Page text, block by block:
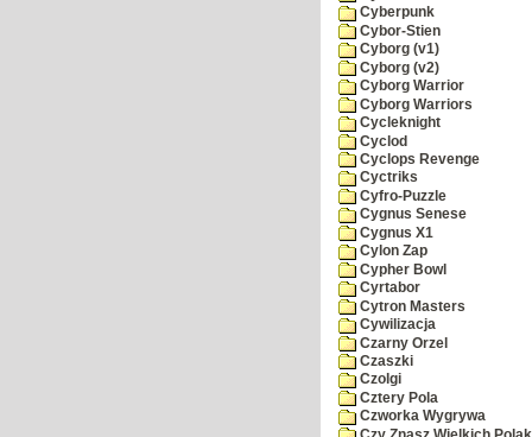
Cyberpunk
Cybor-Stien
Cyborg (v1)
Cyborg (v2)
Cyborg Warrior
Cyborg Warriors
Cycleknight
Cyclod
Cyclops Revenge
Cyctriks
Cyfro-Puzzle
Cygnus Senese
Cygnus X1
Cylon Zap
Cypher Bowl
Cyrtabor
Cytron Masters
Cywilizacja
Czarny Orzel
Czaszki
Czolgi
Cztery Pola
Czworka Wygrywa